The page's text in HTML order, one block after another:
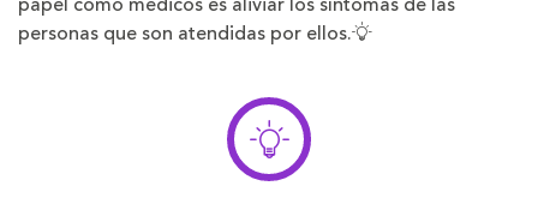
personas que son atendidas por ellos.